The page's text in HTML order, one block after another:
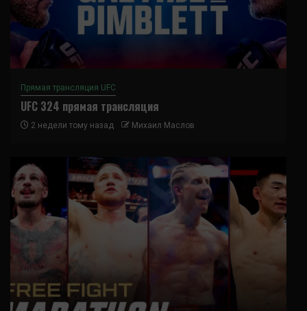
Прямая трансляция UFC
UFC 324 прямая трансляция
2 недели тому назад Михаил Маслов